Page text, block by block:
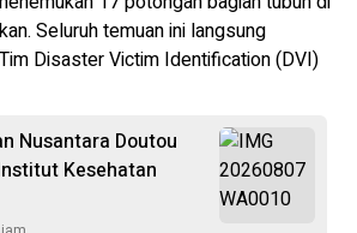
Seluruh temuan ini langsung
Disaster Victim Identification (DVI)
Nusantara Doutou
Kesehatan